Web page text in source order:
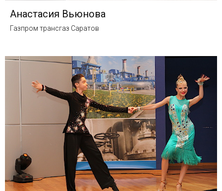
Анастасия Вьюнова
Газпром трансгаз Саратов